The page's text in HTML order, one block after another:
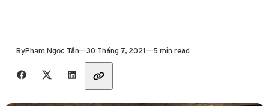
ByPhạm Ngọc Tân Published
30 Tháng 7, 2021 5 min read
Share with friends